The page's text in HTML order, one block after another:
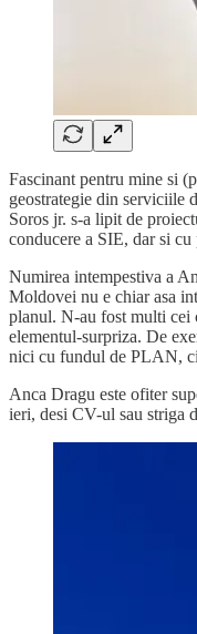
Fascinant pentru mine si
geostrategie din serviciile
Soros jr. s-a lipit de
conducere a SIE, dar si
Numirea intempestiva a
Moldovei nu e chiar asa
planul. N-au fost multi cei
elementul-surpriza. De
nici cu fundul de PLAN,
Anca Dragu este ofiter
ieri, desi CV-ul sau striga